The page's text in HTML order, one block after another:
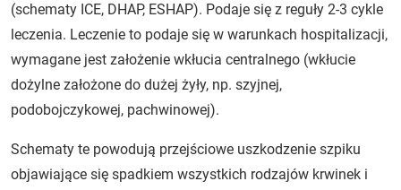
(schematy ICE, DHAP, ESHAP). Podaje się z reguły 2-3 cykle
leczenia. Leczenie to podaje się w warunkach hospitalizacji,
wymagane jest założenie wkłucia centralnego (wkłucie
dożylne założone do dużej żyły, np. szyjnej,
podobojczykowej, pachwinowej).
Schematy te powodują przejściowe uszkodzenie szpiku
objawiające się spadkiem wszystkich rodzajów krwinek i